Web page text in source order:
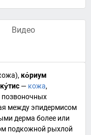
Видео
ко́риум
ку́тис — кожа,
позвоночных
междуэпидермисом
дерма более или
подкожной рыхлой